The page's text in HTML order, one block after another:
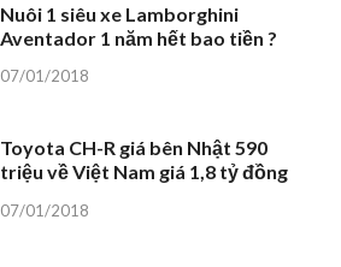
Nuôi 1 siêu xe Lamborghini
Aventador 1 năm hết bao tiền ?
07/01/2018
Toyota CH-R giá bên Nhật 590
triệu về Việt Nam giá 1,8 tỷ đồng
07/01/2018